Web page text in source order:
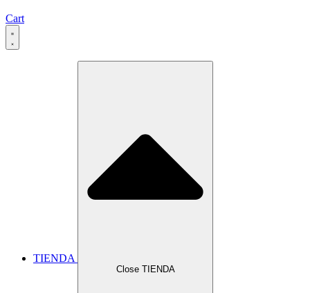
Cart
TIENDA
Close TIENDA